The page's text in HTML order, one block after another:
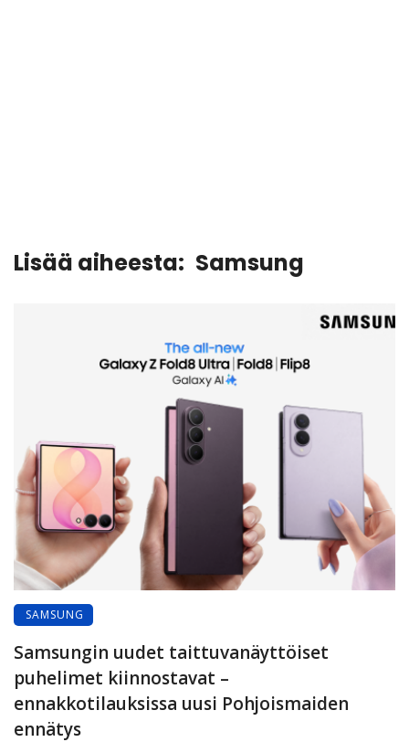
Lisää aiheesta: Samsung
SAMSUNG
Samsungin uudet taittuvanäyttöiset
puhelimet kiinnostavat –
ennakkotilauksissa uusi Pohjoismaiden
ennätys